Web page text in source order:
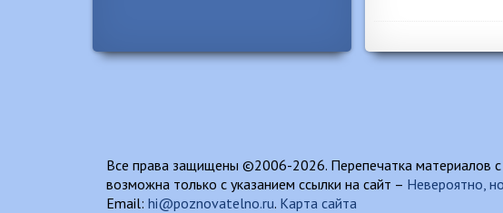
Все права защищены ©2006-2026. Перепечатка материалов с
возможна только с указанием ссылки на сайт – Невероятно,
Email: hi@poznovatelno.ru. Карта сайта